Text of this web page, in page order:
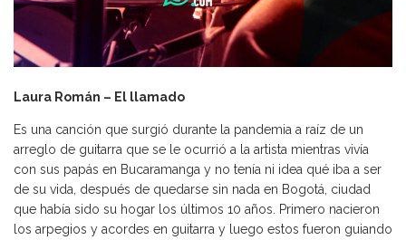
Laura Román – El llamado
Es una canción que surgió durante la pandemia a raíz de un
arreglo de guitarra que se le ocurrió a la artista mientras vivía
con sus papás en Bucaramanga y no tenía ni idea qué iba a ser
de su vida, después de quedarse sin nada en Bogotá, ciudad
que había sido su hogar los últimos 10 años. Primero nacieron
los arpegios y acordes en guitarra y luego estos fueron guiando